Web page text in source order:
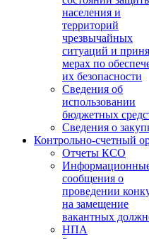
населения и
территорий
чрезвычайных
ситуаций и
мерах по
их безопасности
Сведения об
использовании
бюджетных
Сведения о
Контрольно-счетный
Отчеты КСО
сообщения о
проведении
на замещение
вакантных
НПА